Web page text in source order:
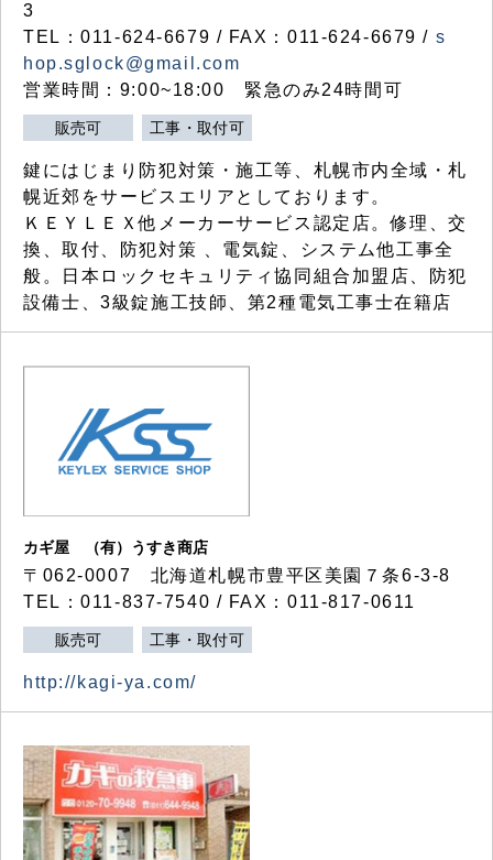
3
TEL：011-624-6679 / FAX：011-624-6679 / s
hop.sglock@gmail.com
営業時間：9:00~18:00 緊急のみ24時間可
販売可 工事・取付可
鍵にはじまり防犯対策・施工等、札幌市内全域・札
幌近郊をサービスエリアとしております。
ＫＥＹＬＥＸ他メーカーサービス認定店。修理、交
換、取付、防犯対策 、電気錠、システム他工事全
般。日本ロックセキュリティ協同組合加盟店、防犯
設備士、3級錠施工技師、第2種電気工事士在籍店
カギ屋 （有）うすき商店
〒062-0007 北海道札幌市豊平区美園７条6-3-8
TEL：011-837-7540 / FAX：011-817-0611
販売可 工事・取付可
http://kagi-ya.com/